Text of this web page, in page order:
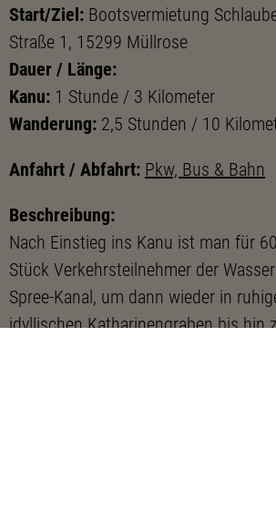
Start/Ziel: Bootsvermietung
Straße 1, 15299 Müllrose
Dauer / Länge:
Kanu: 1 Stunde / 3 Kilometer
Wanderung: 2,5 Stunden / 10
Anfahrt / Abfahrt: Pkw, Bus & Bahn
Beschreibung:
Nach Einstieg ins Kanu ist man für
Stück Verkehrsteilnehmer der
Spree-Kanal, um dann wieder in
idyllischen Katharinengraben bis hin